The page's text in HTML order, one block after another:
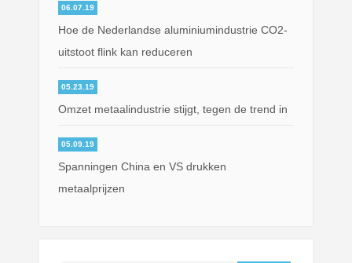
06.07.19
Hoe de Nederlandse aluminiumindustrie CO2-
uitstoot flink kan reduceren
05.23.19
Omzet metaalindustrie stijgt, tegen de trend in
05.09.19
Spanningen China en VS drukken
metaalprijzen